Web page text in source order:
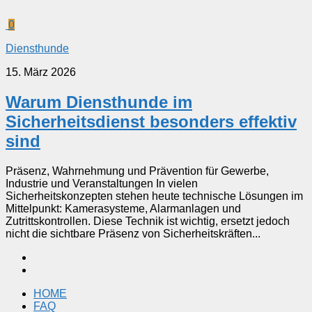
0
Diensthunde
15. März 2026
Warum Diensthunde im
Sicherheitsdienst besonders effektiv
sind
Präsenz, Wahrnehmung und Prävention für Gewerbe,
Industrie und Veranstaltungen In vielen
Sicherheitskonzepten stehen heute technische Lösungen im
Mittelpunkt: Kamerasysteme, Alarmanlagen und
Zutrittskontrollen. Diese Technik ist wichtig, ersetzt jedoch
nicht die sichtbare Präsenz von Sicherheitskräften...
HOME
FAQ